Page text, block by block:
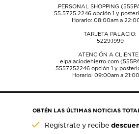
PERSONAL SHOPPING
55.5725.2246opción 1 y
Horario: 08:00am a
TARJETA PALACIO:
5229.1999
ATENCIÓN A
elpalaciodehierro.com
5557252246opción 1 y
Horario: 09:00am a
OBTÉN LAS ÚLTIMAS NOTICIAS
Regístrate y recibe